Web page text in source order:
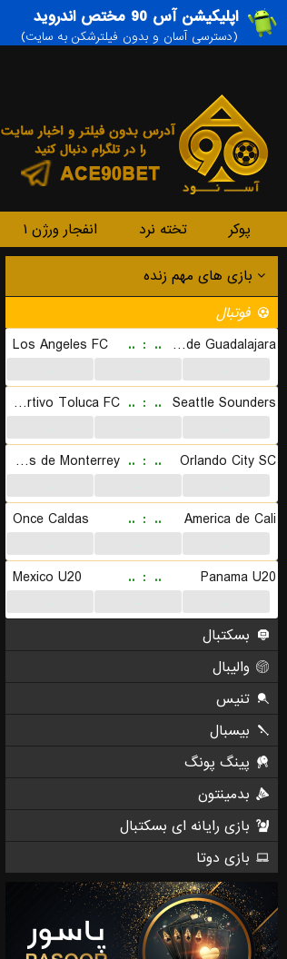
اپلیکیشن آس 90 مختص اندروید
(دسترسی آسان و بدون فیلترشکن به سایت)
پوکر تخته نرد انفجار ورژن ۱
بازی های مهم زنده
فوتبال
Los Angeles FC
.. : .. CD Chivas de Guadalajara
Deportivo Toluca FC .. : .. Seattle Sounders
CF Rayados de Monterrey .. : .. Orlando City SC
Once Caldas .. : .. America de Cali
Mexico U20 .. : .. Panama U20
بسکتبال
والیبال
تنیس
بیسبال
پینگ پونگ
بدمینتون
بازی رایانه ای بسکتبال
بازی دوتا